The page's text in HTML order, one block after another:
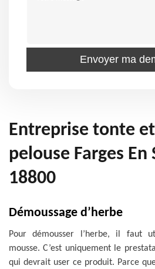
Entreprise tonte
pelouse Farges En
18800
Démoussage d’herbe
Pour démousser l’herbe, il faut
mousse. C’est uniquement le
qui devrait user ce produit. Parce